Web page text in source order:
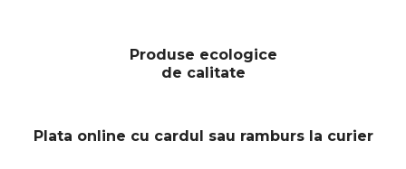
Produse ecologice
de calitate
Plata online cu cardul sau ramburs la curier